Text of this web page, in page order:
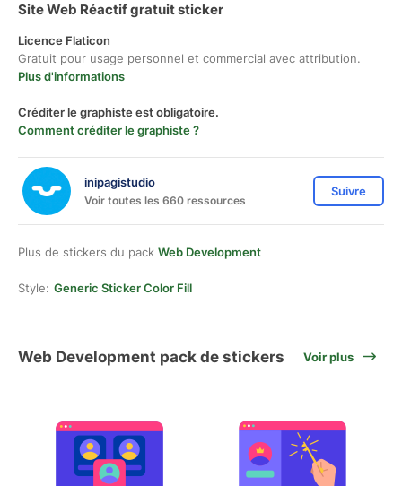
Site Web Réactif gratuit sticker
Licence Flaticon
Gratuit pour usage personnel et commercial avec attribution.
Plus d'informations
Créditer le graphiste est obligatoire.
Comment créditer le graphiste ?
inipagistudio
Voir toutes les 660 ressources
Suivre
Plus de stickers du pack Web Development
Style: Generic Sticker Color Fill
Web Development pack de stickers Voir plus